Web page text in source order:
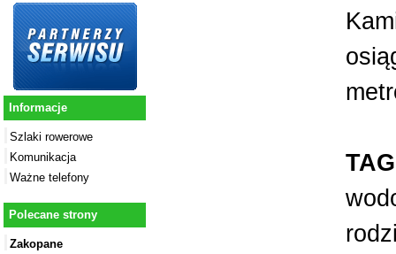
Informacje
Szlaki rowerowe
Komunikacja
Ważne telefony
Polecane strony
Zakopane